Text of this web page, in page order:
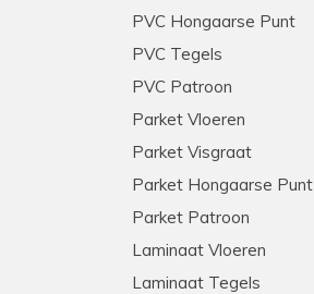
PVC Hongaarse Punt
PVC Tegels
PVC Patroon
Parket Vloeren
Parket Visgraat
Parket Hongaarse Punt
Parket Patroon
Laminaat Vloeren
Laminaat Tegels